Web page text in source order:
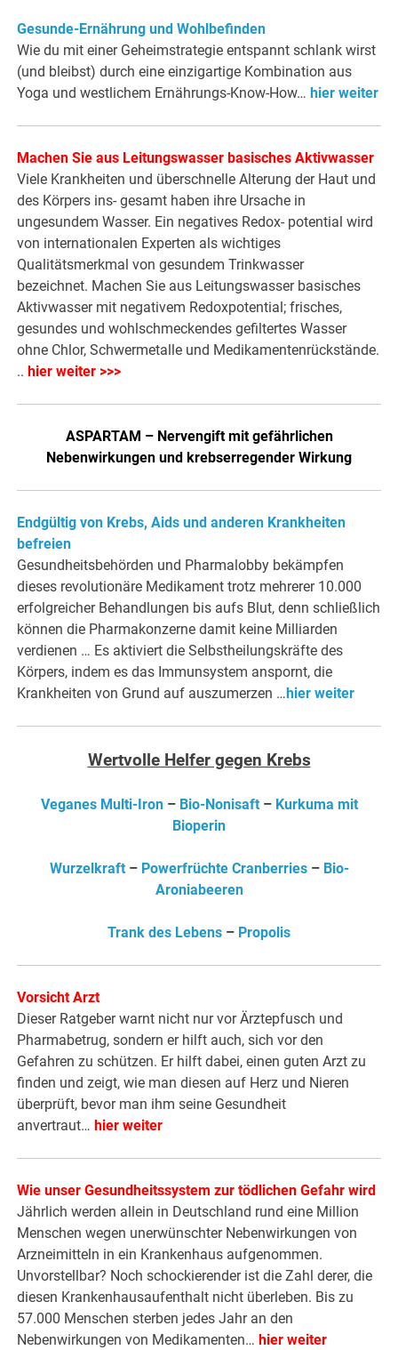
Gesunde-Ernährung und Wohlbefinden
Wie du mit einer Geheimstrategie entspannt schlank wirst
(und bleibst) durch eine einzigartige Kombination aus
Yoga und westlichem Ernährungs-Know-How… hier weiter
Machen Sie aus Leitungswasser basisches Aktivwasser
Viele Krankheiten und überschnelle Alterung der Haut und
des Körpers ins- gesamt haben ihre Ursache in
ungesundem Wasser. Ein negatives Redox- potential wird
von internationalen Experten als wichtiges
Qualitätsmerkmal von gesundem Trinkwasser
bezeichnet. Machen Sie aus Leitungswasser basisches
Aktivwasser mit negativem Redoxpotential; frisches,
gesundes und wohlschmeckendes gefiltertes Wasser
ohne Chlor, Schwermetalle und Medikamentenrückstände.
.. hier weiter >>>
ASPARTAM – Nervengift mit gefährlichen
Nebenwirkungen und krebserregender Wirkung
Endgültig von Krebs, Aids und anderen Krankheiten
befreien
Gesundheitsbehörden und Pharmalobby bekämpfen
dieses revolutionäre Medikament trotz mehrerer 10.000
erfolgreicher Behandlungen bis aufs Blut, denn schließlich
können die Pharmakonzerne damit keine Milliarden
verdienen … Es aktiviert die Selbstheilungskräfte des
Körpers, indem es das Immunsystem anspornt, die
Krankheiten von Grund auf auszumerzen … hier weiter
Wertvolle Helfer gegen Krebs
Veganes Multi-Iron– Bio-Nonisaft– Kurkuma mit
Bioperin
Wurzelkraft– Powerfrüchte Cranberries– Bio-
Aroniabeeren
Trank des Lebens – Propolis
Vorsicht Arzt
Dieser Ratgeber warnt nicht nur vor Ärztepfusch und
Pharmabetrug, sondern er hilft auch, sich vor den
Gefahren zu schützen. Er hilft dabei, einen guten Arzt zu
finden und zeigt, wie man diesen auf Herz und Nieren
überprüft, bevor man ihm seine Gesundheit
anvertraut… hier weiter
Wie unser Gesundheitssystem zur tödlichen Gefahr wird
Jährlich werden allein in Deutschland rund eine Million
Menschen wegen unerwünschter Nebenwirkungen von
Arzneimitteln in ein Krankenhaus aufgenommen.
Unvorstellbar? Noch schockierender ist die Zahl derer, die
diesen Krankenhausaufenthalt nicht überleben. Bis zu
57.000 Menschen sterben jedes Jahr an den
Nebenwirkungen von Medikamenten… hier weiter